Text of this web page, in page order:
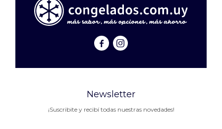
 
Newsletter
¡Suscribite y recibí todas nuestras novedades!